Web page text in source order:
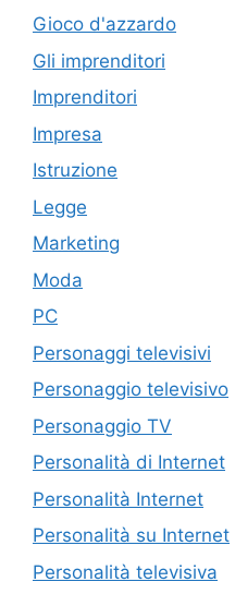
Gioco d'azzardo
Gli imprenditori
Imprenditori
Impresa
Istruzione
Legge
Marketing
Moda
PC
Personaggi televisivi
Personaggio televisivo
Personaggio TV
Personalità di Internet
Personalità Internet
Personalità su Internet
Personalità televisiva